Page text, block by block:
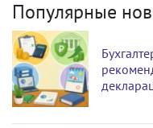
Популярные